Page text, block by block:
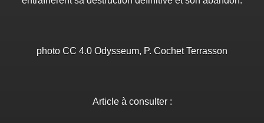
photo CC 4.0 Odysseum, P. Cochet Terrasson
Article à consulter :